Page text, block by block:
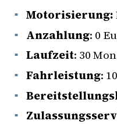
Motorisierung:
Anzahlung: 0
Laufzeit: 30
Fahrleistung: